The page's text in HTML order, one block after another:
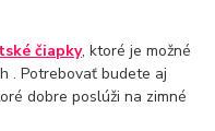
čiapky, ktoré je možné
. Potrebovať budete aj
dobre poslúži na zimné